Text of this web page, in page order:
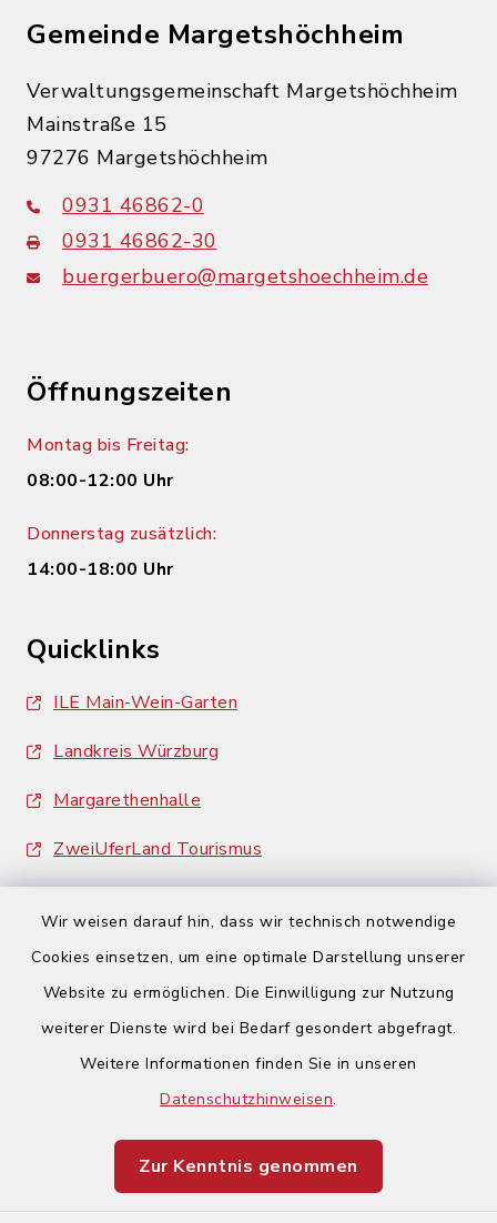
Wir weisen darauf hin, dass wir technisch notwendige
Cookies einsetzen, um eine optimale Darstellung unserer
Website zu ermöglichen. Die Einwilligung zur Nutzung
weiterer Dienste wird bei Bedarf gesondert abgefragt.
Weitere Informationen finden Sie in unseren
Datenschutzhinweisen.
Zur Kenntnis genommen
Gemeinde Margetshöchheim
Verwaltungsgemeinschaft Margetshöchheim
Mainstraße 15
97276 Margetshöchheim
0931 46862-0
0931 46862-30
buergerbuero@margetshoechheim.de
Öffnungszeiten
Montag bis Freitag:
08:00-12:00 Uhr
Donnerstag zusätzlich:
14:00-18:00 Uhr
Quicklinks
ILE Main-Wein-Garten
Landkreis Würzburg
Margarethenhalle
ZweiUferLand Tourismus
Barrierefreiheit
Impressum